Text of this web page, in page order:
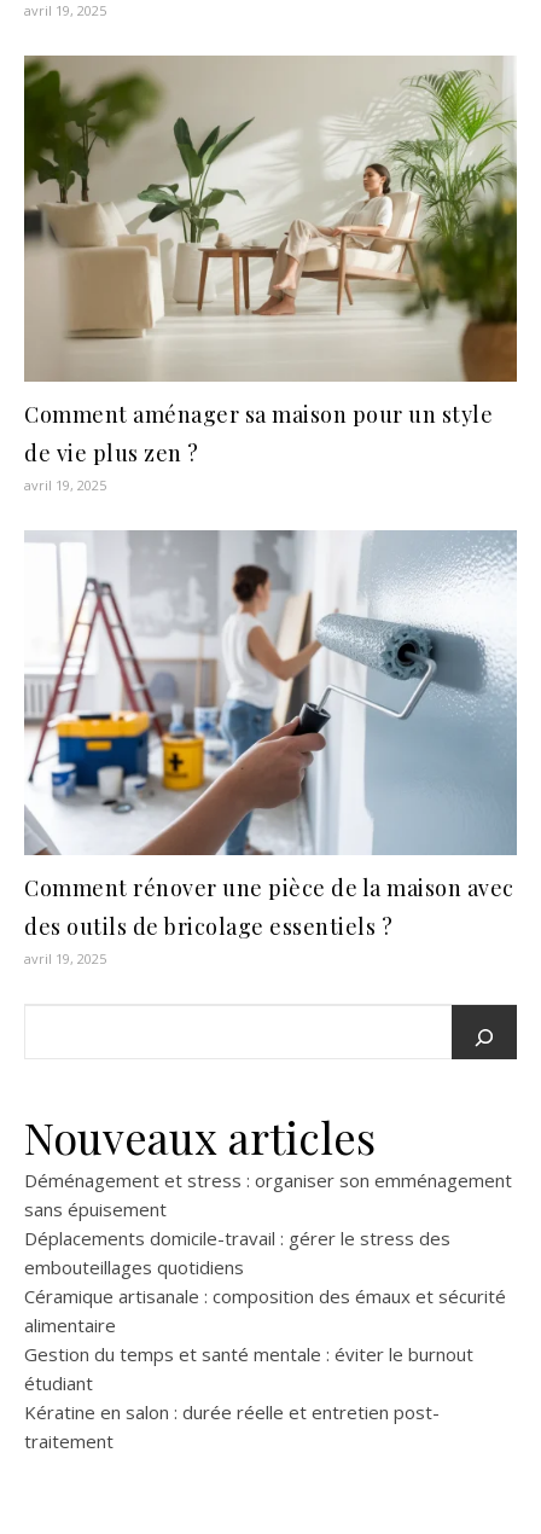
avril 19, 2025
Comment aménager sa maison pour un style
de vie plus zen ?
avril 19, 2025
Comment rénover une pièce de la maison avec
des outils de bricolage essentiels ?
avril 19, 2025
Nouveaux articles
Déménagement et stress : organiser son emménagement
sans épuisement
Déplacements domicile-travail : gérer le stress des
embouteillages quotidiens
Céramique artisanale : composition des émaux et sécurité
alimentaire
Gestion du temps et santé mentale : éviter le burnout
étudiant
Kératine en salon : durée réelle et entretien post-
traitement